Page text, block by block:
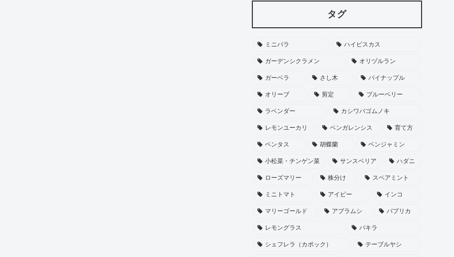
タグ
ミニバラ ハイビスカス
ガーデンシクラメン オリヅルラン
ガーベラ さし木 パイナップル
オリーブ 剪定 ブルーベリー
ラベンダー カシワバゴムノキ
レモンユーカリ ベンガレンシス 育て方
ペンタス 胡蝶蘭 ベンジャミン
小松菜・チンゲン菜 サンスベリア ハダニ
ローズマリー 株分け スペアミント
ミニトマト アイビー インコ
マリーゴールド アブラムシ パプリカ
レモングラス パキラ
シェフレラ（カポック） テーブルヤシ